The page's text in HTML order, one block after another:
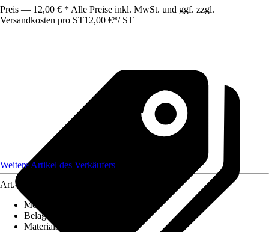
Preis — 12,00 € * Alle Preise inkl. MwSt. und ggf. zzgl.
Versandkosten pro ST12,00 €*/ ST
Weitere Artikel des Verkäufers
Art.-Nr.
Montageart
Belagstärke
Materialspezifizierung